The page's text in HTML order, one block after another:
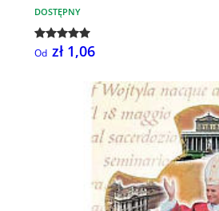
DOSTĘPNY
Od zł 1,06